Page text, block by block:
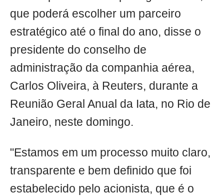
que poderá escolher um parceiro
estratégico até o final do ano, disse o
presidente do conselho de
administração da companhia aérea,
Carlos Oliveira, à Reuters, durante a
Reunião Geral Anual da Iata, no Rio de
Janeiro, neste domingo.
"Estamos em um processo muito claro,
transparente e bem definido que foi
estabelecido pelo acionista, que é o